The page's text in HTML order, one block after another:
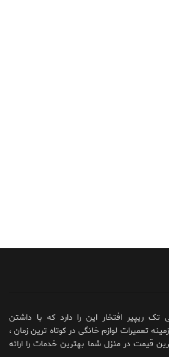
تک ریپیر افتخار این را دارد که با داشتن
تعمیرات لوازم خانگی در کوتاه ترین زمان ،
قیمت در منزل شما بهترین خدمات را ارائه